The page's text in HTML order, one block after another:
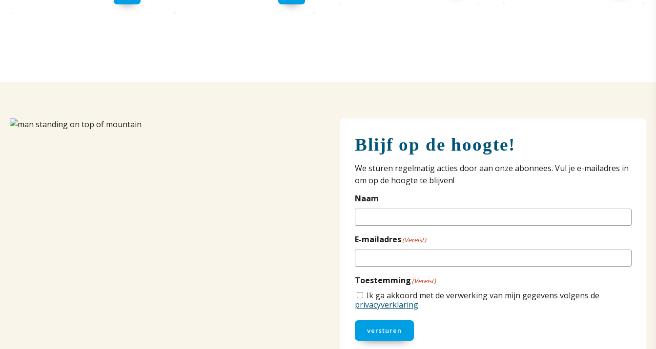
Blijf op de hoogte!
We sturen regelmatig acties door aan onze abonnees. Vul je e-mailadres in
om op de hoogte te blijven!
Naam
E-mailadres(Vereist)
Toestemming (Vereist)
Ik ga akkoord met de verwerking van mijn gegevens volgens de
privacyverklaring.
versturen